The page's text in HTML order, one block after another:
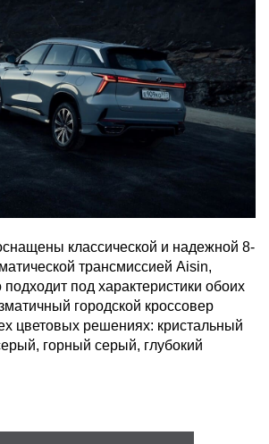
классической и надежной 8-
трансмиссией Aisin,
под характеристики обоих
городской кроссовер
цветовых решениях: кристальный
горный серый, глубокий